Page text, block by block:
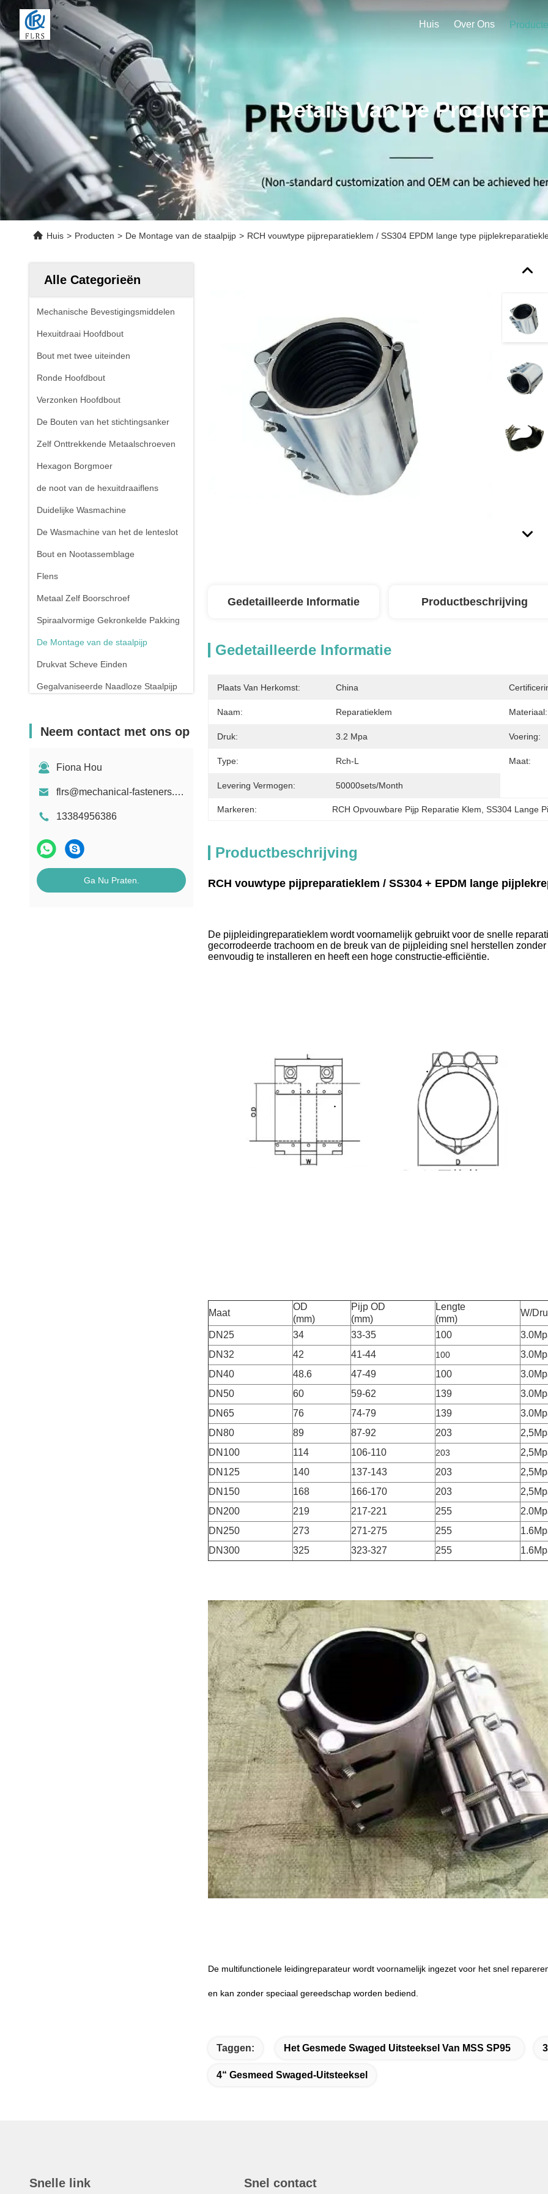
Huis Over Ons
Details Van De Producten
Huis > Producten > De Montage van de staalpijp > RCH vouwtype pijpreparatieklem / SS304 EPDM lange type
Alle Categorieën
Mechanische Bevestigingsmiddelen
Hexuitdraai Hoofdbout
Bout met twee uiteinden
Ronde Hoofdbout
Verzonken Hoofdbout
De Bouten van het stichtingsanker
Zelf Onttrekkende Metaalschroeven
Hexagon Borgmoer
de noot van de hexuitdraaiflens
Duidelijke Wasmachine
De Wasmachine van het de lenteslot
Bout en Nootassemblage
Flens
Metaal Zelf Boorschroef
Spiraalvormige Gekronkelde Pakking
De Montage van de staalpijp
Drukvat Scheve Einden
Gegalvaniseerde Naadloze Staalpijp
De compressielente
Neem contact met ons op
Fiona Hou
flrs@mechanical-fasteners.com
13384956386
Ga Nu Praten.
Gedetailleerde Informatie Productbeschrijving
Gedetailleerde Informatie
Plaats Van Herkomst: China
Naam: Reparatieklem Materiaal:
Druk: 3.2 Mpa Voering:
Type: Rch-L Maat:
Levering Vermogen: 50000sets/month
Markeren: RCH Opvouwbare Pijp Reparatie Klem , SS304 Lange
Productbeschrijving
RCH vouwtype pijpreparatieklem / SS304 + EPDM lange
De pijpleidingreparatieklem wordt voornamelijk gebruikt voor de snelle
gecorrodeerde trachoom en de breuk van de pijpleiding snel herstellen
eenvoudig te installeren en heeft een hoge constructie-efficiëntie.
Maat
OD
(mm)
Pijp OD
(mm)
Lengte
(mm)
W/
DN25 34 33-35 100
DN32
42 41-44 100
DN40
48.6 47-49 100
DN50
60 59-62 139
DN65
76 74-79 139
DN80
89 87-92 203
DN100
114 106-110 203
DN125
140 137-143 203
DN150
168 166-170 203
DN200
219 217-221 255
DN250
273 271-275 255
DN300
325 323-327 255
De multifunctionele leidingreparateur wordt voornamelijk ingezet voor het snel
en kan zonder speciaal gereedschap worden bediend.
Taggen: Het Gesmede Swaged Uitsteeksel Van MSS SP95
4“ Gesmeed Swaged-Uitsteeksel
Snelle link Snel contact